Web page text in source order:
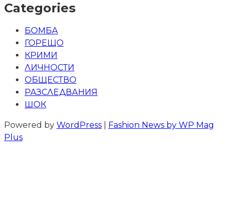
Categories
БОМБА
ГОРЕЩО
КРИМИ
ЛИЧНОСТИ
ОБЩЕСТВО
РАЗСЛЕДВАНИЯ
ШОК
Powered by WordPress
Fashion News by WP Mag
Plus